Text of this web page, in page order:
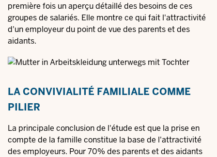
première fois un aperçu détaillé des besoins de ces
groupes de salariés. Elle montre ce qui fait l'attractivité
d'un employeur du point de vue des parents et des
aidants.
LA CONVIVIALITÉ FAMILIALE COMME
PILIER
La principale conclusion de l'étude est que la prise en
compte de la famille constitue la base de l'attractivité
des employeurs. Pour 70% des parents et des aidants